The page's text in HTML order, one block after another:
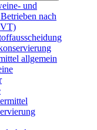
und
nach
allgemein